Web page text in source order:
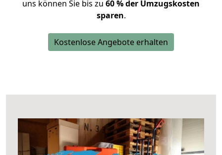
uns können Sie bis zu 60 % der Umzugskosten
sparen.
Kostenlose Angebote erhalten